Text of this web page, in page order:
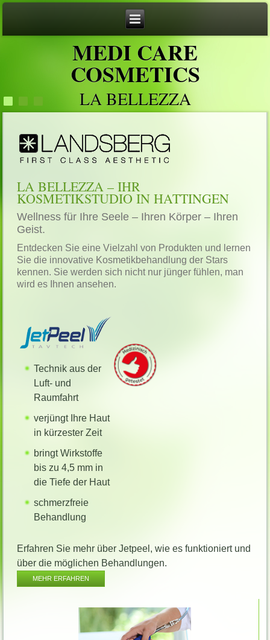
MEDI CARE
COSMETICS
LA BELLEZZA
LA BELLEZZA – IHR
KOSMETIKSTUDIO IN HATTINGEN
Wellness für Ihre Seele – Ihren Körper – Ihren
Geist.
Entdecken Sie eine Vielzahl von Produkten und lernen
Sie die innovative Kosmetikbehandlung der Stars
kennen. Sie werden sich nicht nur jünger fühlen, man
wird es Ihnen ansehen.
Technik aus der
Luft- und
Raumfahrt
verjüngt Ihre Haut
in kürzester Zeit
bringt Wirkstoffe
bis zu 4,5 mm in
die Tiefe der Haut
schmerzfreie
Behandlung
Erfahren Sie mehr über Jetpeel, wie es funktioniert und
über die möglichen Behandlungen.
MEHR ERFAHREN